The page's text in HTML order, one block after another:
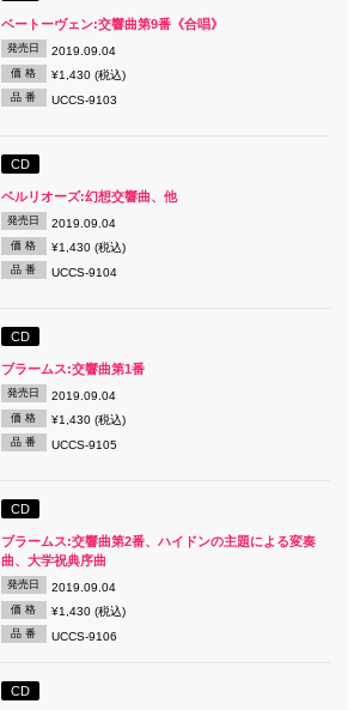
ベートーヴェン:交響曲第9番《合唱》
発売日 2019.09.04
価 格 ¥1,430 (税込)
品 番 UCCS-9103
CD
ベルリオーズ:幻想交響曲、他
発売日 2019.09.04
価 格 ¥1,430 (税込)
品 番 UCCS-9104
CD
ブラームス:交響曲第1番
発売日 2019.09.04
価 格 ¥1,430 (税込)
品 番 UCCS-9105
CD
ブラームス:交響曲第2番、ハイドンの主題による変奏
曲、大学祝典序曲
発売日 2019.09.04
価 格 ¥1,430 (税込)
品 番 UCCS-9106
CD